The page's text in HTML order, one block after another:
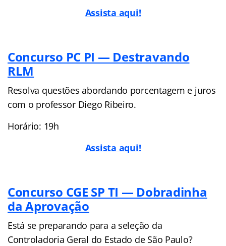
Assista aqui!
Concurso PC PI — Destravando
RLM
Resolva questões abordando porcentagem e juros
com o professor Diego Ribeiro.
Horário: 19h
Assista aqui!
Concurso CGE SP TI — Dobradinha
da Aprovação
Está se preparando para a seleção da
Controladoria Geral do Estado de São Paulo?